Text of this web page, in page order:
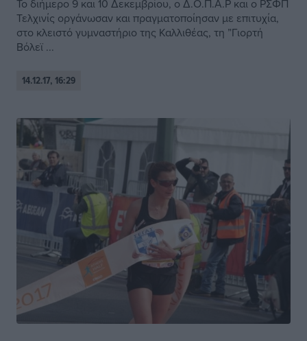
Το διήμερο 9 και 10 Δεκεμβρίου, ο Δ.Ο.Π.Α.Ρ και ο ΡΣΦΠ
Τελχινίς οργάνωσαν και πραγματοποίησαν με επιτυχία,
στο κλειστό γυμναστήριο της Καλλιθέας, τη ”Γιορτή
Βόλεϊ ...
14.12.17, 16:29